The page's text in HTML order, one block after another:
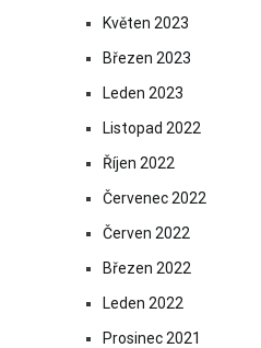
Květen 2023
Březen 2023
Leden 2023
Listopad 2022
Říjen 2022
Červenec 2022
Červen 2022
Březen 2022
Leden 2022
Prosinec 2021